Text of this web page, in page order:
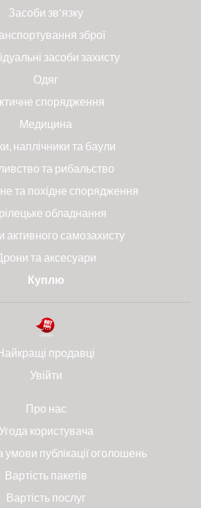
Засоби зв'язку
зброї
засоби захисту
Одяг
спорядження
Медицина
наплічники та баули
та рибальство
та похідне спорядження
обладнання
активного самозахисту
та аксесуари
Куплю
продавці
Увійти
Про нас
Угода користувача
публікації оголошень
Вартість пакетів
Вартість послуг